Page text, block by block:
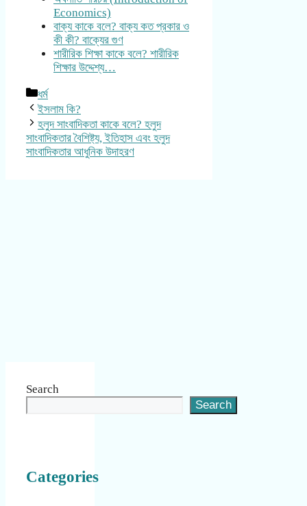
Economics)
বাক্য কাকে বলে? বাক্য কত প্রকার ও
কী কী? বাক্যের গুণ
শারীরিক শিক্ষা কাকে বলে? শারীরিক
শিক্ষার উদ্দেশ্য…
Categories
ধর্ম
ইসলাম কি?
হলুদ সাংবাদিকতা কাকে বলে? হলুদ
সাংবাদিকতার বৈশিষ্ট্য, ইতিহাস এবং হলুদ
সাংবাদিকতার আধুনিক উদাহরণ
Search
Search
Categories